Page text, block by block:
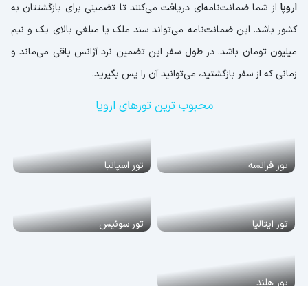
اروپا از شما ضمانت‌نامه‌ای دریافت می‌کنند تا تضمینی برای بازگشتتان به
کشور باشد. این ضمانت‌نامه می‌تواند سند ملک یا مبلغی بالای یک و نیم
میلیون تومان باشد. در طول سفر این تضمین نزد آژانس باقی می‌ماند و
زمانی که از سفر بازگشتید، می‌توانید آن را پس بگیرید.
محبوب ترین تورهای اروپا
تور فرانسه تور اسپانیا
تور ایتالیا تور سوئیس
تور هلند